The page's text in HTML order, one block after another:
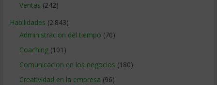
Ventas (242)
Habilidades (2.843)
Administracion del tiempo (70)
Coaching(101)
Comunicacion en los negocios (180)
Creatividad en la empresa (96)